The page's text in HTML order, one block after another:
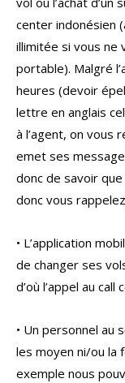
center indonésien
illimitée si vous ne
portable). Malgré
heures (devoir
lettre en anglais
à l’agent, on vous
emet ses
donc de savoir
donc vous
• L’application
de changer ses
d’où l’appel au call
• Un personnel au
les moyen ni/ou la
exemple nous